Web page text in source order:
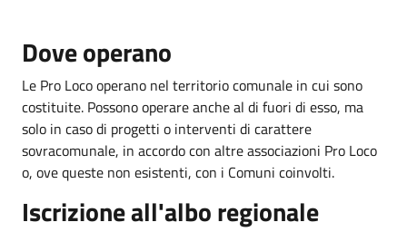
Dove operano
Le Pro Loco operano nel territorio comunale in cui sono
costituite. Possono operare anche al di fuori di esso, ma
solo in caso di progetti o interventi di carattere
sovracomunale, in accordo con altre associazioni Pro Loco
o, ove queste non esistenti, con i Comuni coinvolti.
Iscrizione all'albo regionale